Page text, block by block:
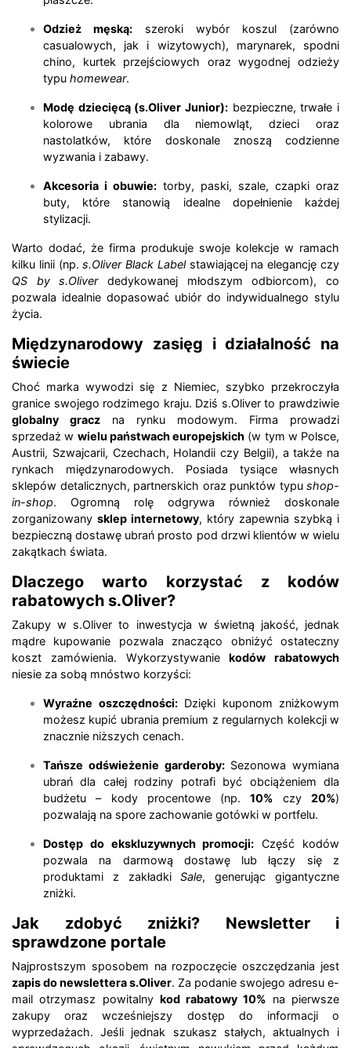
Odzież męską: szeroki wybór koszul (zarówno
casualowych, jak i wizytowych), marynarek, spodni
chino, kurtek przejściowych oraz wygodnej odzieży
typu homewear.
Modę dziecięcą (s.Oliver Junior): bezpieczne, trwałe i
kolorowe ubrania dla niemowląt, dzieci oraz
nastolatków, które doskonale znoszą codzienne
wyzwania i zabawy.
Akcesoria i obuwie: torby, paski, szale, czapki oraz
buty, które stanowią idealne dopełnienie każdej
stylizacji.
Warto dodać, że firma produkuje swoje kolekcje w ramach
kilku linii (np.s.Oliver Black Labelstawiającej na elegancję czy
QS by s.Oliverdedykowanej młodszym odbiorcom), co
pozwala idealnie dopasować ubiór do indywidualnego stylu
życia.
Międzynarodowy zasięg i działalność na
świecie
Choć marka wywodzi się z Niemiec, szybko przekroczyła
granice swojego rodzimego kraju. Dziś s.Oliver to prawdziwie
globalny gracz na rynku modowym. Firma prowadzi
sprzedaż w wielu państwach europejskich (w tym w Polsce,
Austrii, Szwajcarii, Czechach, Holandii czy Belgii), a także na
rynkach międzynarodowych. Posiada tysiące własnych
sklepów detalicznych, partnerskich oraz punktów typu shop-
in-shop. Ogromną rolę odgrywa również doskonale
zorganizowany sklep internetowy, który zapewnia szybką i
bezpieczną dostawę ubrań prosto pod drzwi klientów w wielu
zakątkach świata.
Dlaczego warto korzystać z kodów
rabatowych s.Oliver?
Zakupy w s.Oliver to inwestycja w świetną jakość, jednak
mądre kupowanie pozwala znacząco obniżyć ostateczny
koszt zamówienia. Wykorzystywaniekodów rabatowych
niesie za sobą mnóstwo korzyści:
Wyraźne oszczędności:Dzięki kuponom zniżkowym
możesz kupić ubrania premium z regularnych kolekcji w
znacznie niższych cenach.
Tańsze odświeżenie garderoby:Sezonowa wymiana
ubrań dla całej rodziny potrafi być obciążeniem dla
budżetu – kody procentowe (np.10% czy20%)
pozwalają na spore zachowanie gotówki w portfelu.
Dostęp do ekskluzywnych promocji: Część kodów
pozwala na darmową dostawę lub łączy się z
produktami z zakładkiSale, generując gigantyczne
zniżki.
Jak zdobyć zniżki? Newsletter i
sprawdzone portale
Najprostszym sposobem na rozpoczęcie oszczędzania jest
zapis do newslettera s.Oliver. Za podanie swojego adresu e-
mail otrzymasz powitalny kod rabatowy 10% na pierwsze
zakupy oraz wcześniejszy dostęp do informacji o
wyprzedażach. Jeśli jednak szukasz stałych, aktualnych i